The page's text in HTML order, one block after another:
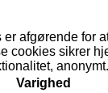
afgørende for
cookies sikrer
anonymt.
Varighed